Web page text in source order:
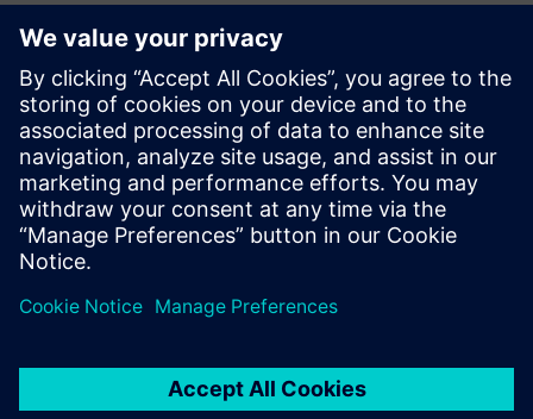
Papildoma Informacija ir Ištekliai
Website: AUTEC
Website: Card Readers
Išankstinės sąlygos